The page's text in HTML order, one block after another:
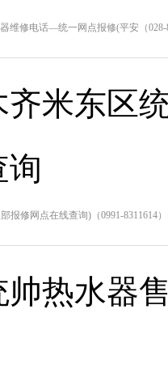
维修电话—统一网点报修(平安（
齐米东区
询
报修网点在线查询)（0991-8311614
帅热水器